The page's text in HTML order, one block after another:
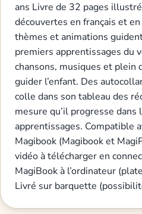
ans Livre de 32 pages
découvertes en français et
thèmes et animations
premiers apprentissages du
chansons, musiques et plein
guider l’enfant. Des
colle dans son tableau des
mesure qu’il progresse dans
apprentissages. Compatible
Magibook (Magibook et
vidéo à télécharger en
MagiBook à l’ordinateur
Livré sur barquette